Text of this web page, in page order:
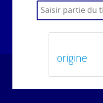
Saisir partie du
origine